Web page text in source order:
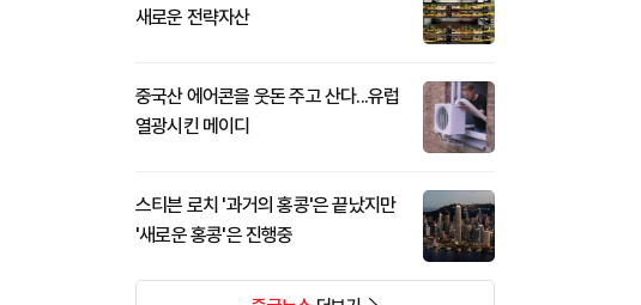
새로운 전략자산
중국산 에어콘을 웃돈 주고 산다...유럽
열광시킨 메이디
스티븐 로치 '과거의 홍콩'은 끝났지만
'새로운 홍콩'은 진행중